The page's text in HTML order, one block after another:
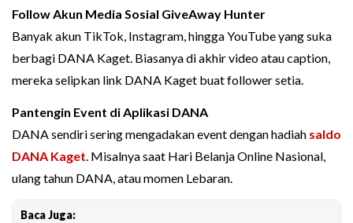
Follow Akun Media Sosial GiveAway Hunter
Banyak akun TikTok, Instagram, hingga YouTube yang suka
berbagi DANA Kaget. Biasanya di akhir video atau caption,
mereka selipkan link DANA Kaget buat follower setia.
Pantengin Event di Aplikasi DANA
DANA sendiri sering mengadakan event dengan hadiah saldo
DANA Kaget. Misalnya saat Hari Belanja Online Nasional,
ulang tahun DANA, atau momen Lebaran.
Baca Juga: